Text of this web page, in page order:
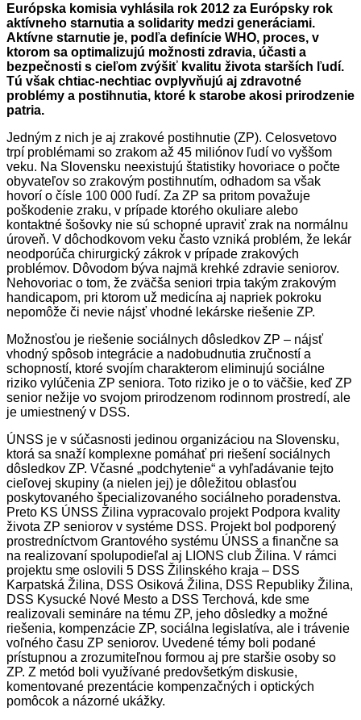
Európska komisia vyhlásila rok 2012 za Európsky rok
aktívneho starnutia a solidarity medzi generáciami.
Aktívne starnutie je, podľa definície WHO, proces, v
ktorom sa optimalizujú možnosti zdravia, účasti a
bezpečnosti s cieľom zvýšiť kvalitu života starších ľudí.
Tú však chtiac-nechtiac ovplyvňujú aj zdravotné
problémy a postihnutia, ktoré k starobe akosi prirodzenie
patria.
Jedným z nich je aj zrakové postihnutie (ZP). Celosvetovo
trpí problémami so zrakom až 45 miliónov ľudí vo vyššom
veku. Na Slovensku neexistujú štatistiky hovoriace o počte
obyvateľov so zrakovým postihnutím, odhadom sa však
hovorí o čísle 100 000 ľudí. Za ZP sa pritom považuje
poškodenie zraku, v prípade ktorého okuliare alebo
kontaktné šošovky nie sú schopné upraviť zrak na normálnu
úroveň. V dôchodkovom veku často vzniká problém, že lekár
neodporúča chirurgický zákrok v prípade zrakových
problémov. Dôvodom býva najmä krehké zdravie seniorov.
Nehovoriac o tom, že zväčša seniori trpia takým zrakovým
handicapom, pri ktorom už medicína aj napriek pokroku
nepomôže či nevie nájsť vhodné lekárske riešenie ZP.
Možnosťou je riešenie sociálnych dôsledkov ZP – nájsť
vhodný spôsob integrácie a nadobudnutia zručností a
schopností, ktoré svojím charakterom eliminujú sociálne
riziko vylúčenia ZP seniora. Toto riziko je o to väčšie, keď ZP
senior nežije vo svojom prirodzenom rodinnom prostredí, ale
je umiestnený v DSS.
ÚNSS je v súčasnosti jedinou organizáciou na Slovensku,
ktorá sa snaží komplexne pomáhať pri riešení sociálnych
dôsledkov ZP. Včasné „podchytenie“ a vyhľadávanie tejto
cieľovej skupiny (a nielen jej) je dôležitou oblasťou
poskytovaného špecializovaného sociálneho poradenstva.
Preto KS ÚNSS Žilina vypracovalo projekt Podpora kvality
života ZP seniorov v systéme DSS. Projekt bol podporený
prostredníctvom Grantového systému ÚNSS a finančne sa
na realizovaní spolupodieľal aj LIONS club Žilina. V rámci
projektu sme oslovili 5 DSS Žilinského kraja – DSS
Karpatská Žilina, DSS Osiková Žilina, DSS Republiky Žilina,
DSS Kysucké Nové Mesto a DSS Terchová, kde sme
realizovali semináre na tému ZP, jeho dôsledky a možné
riešenia, kompenzácie ZP, sociálna legislatíva, ale i trávenie
voľného času ZP seniorov. Uvedené témy boli podané
prístupnou a zrozumiteľnou formou aj pre staršie osoby so
ZP. Z metód boli využívané predovšetkým diskusie,
komentované prezentácie kompenzačných i optických
pomôcok a názorné ukážky.